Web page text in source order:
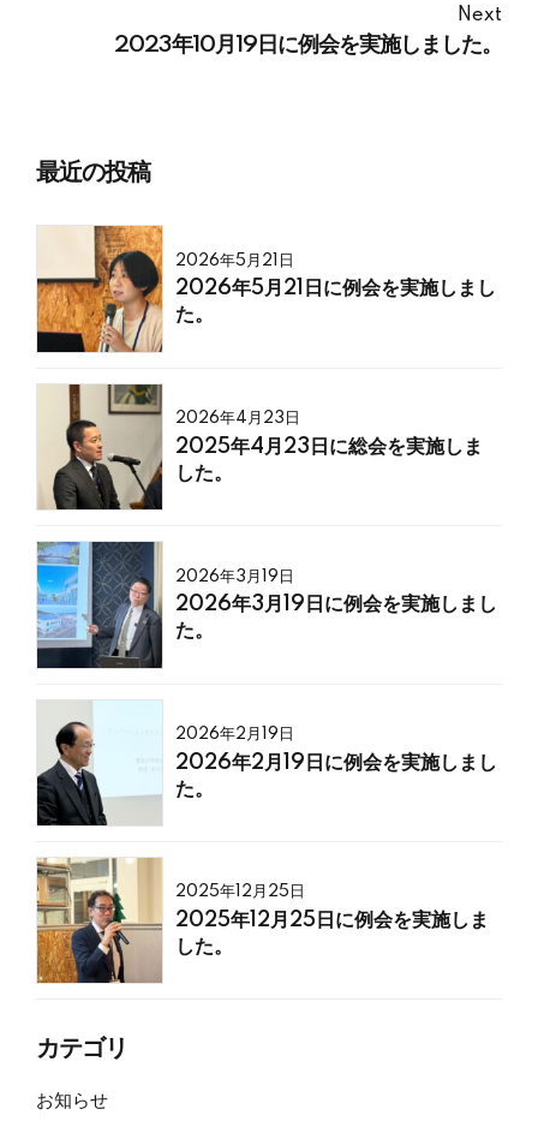
Next
2023年10月19日に例会を実施しました。
最近の投稿
2026年5月21日
2026年5月21日に例会を実施しまし
た。
2026年4月23日
2025年4月23日に総会を実施しま
した。
2026年3月19日
2026年3月19日に例会を実施しまし
た。
2026年2月19日
2026年2月19日に例会を実施しまし
た。
2025年12月25日
2025年12月25日に例会を実施しま
した。
カテゴリ
お知らせ